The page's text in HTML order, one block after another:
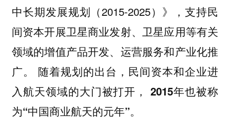
中长期发展规划（2015-2025）》，支持民
间资本开展卫星商业发射、卫星应用等有关
领域的增值产品开发、运营服务和产业化推
广。 随着规划的出台，民间资本和企业进
入航天领域的大门被打开，2015年也被称
为“中国商业航天的元年”。